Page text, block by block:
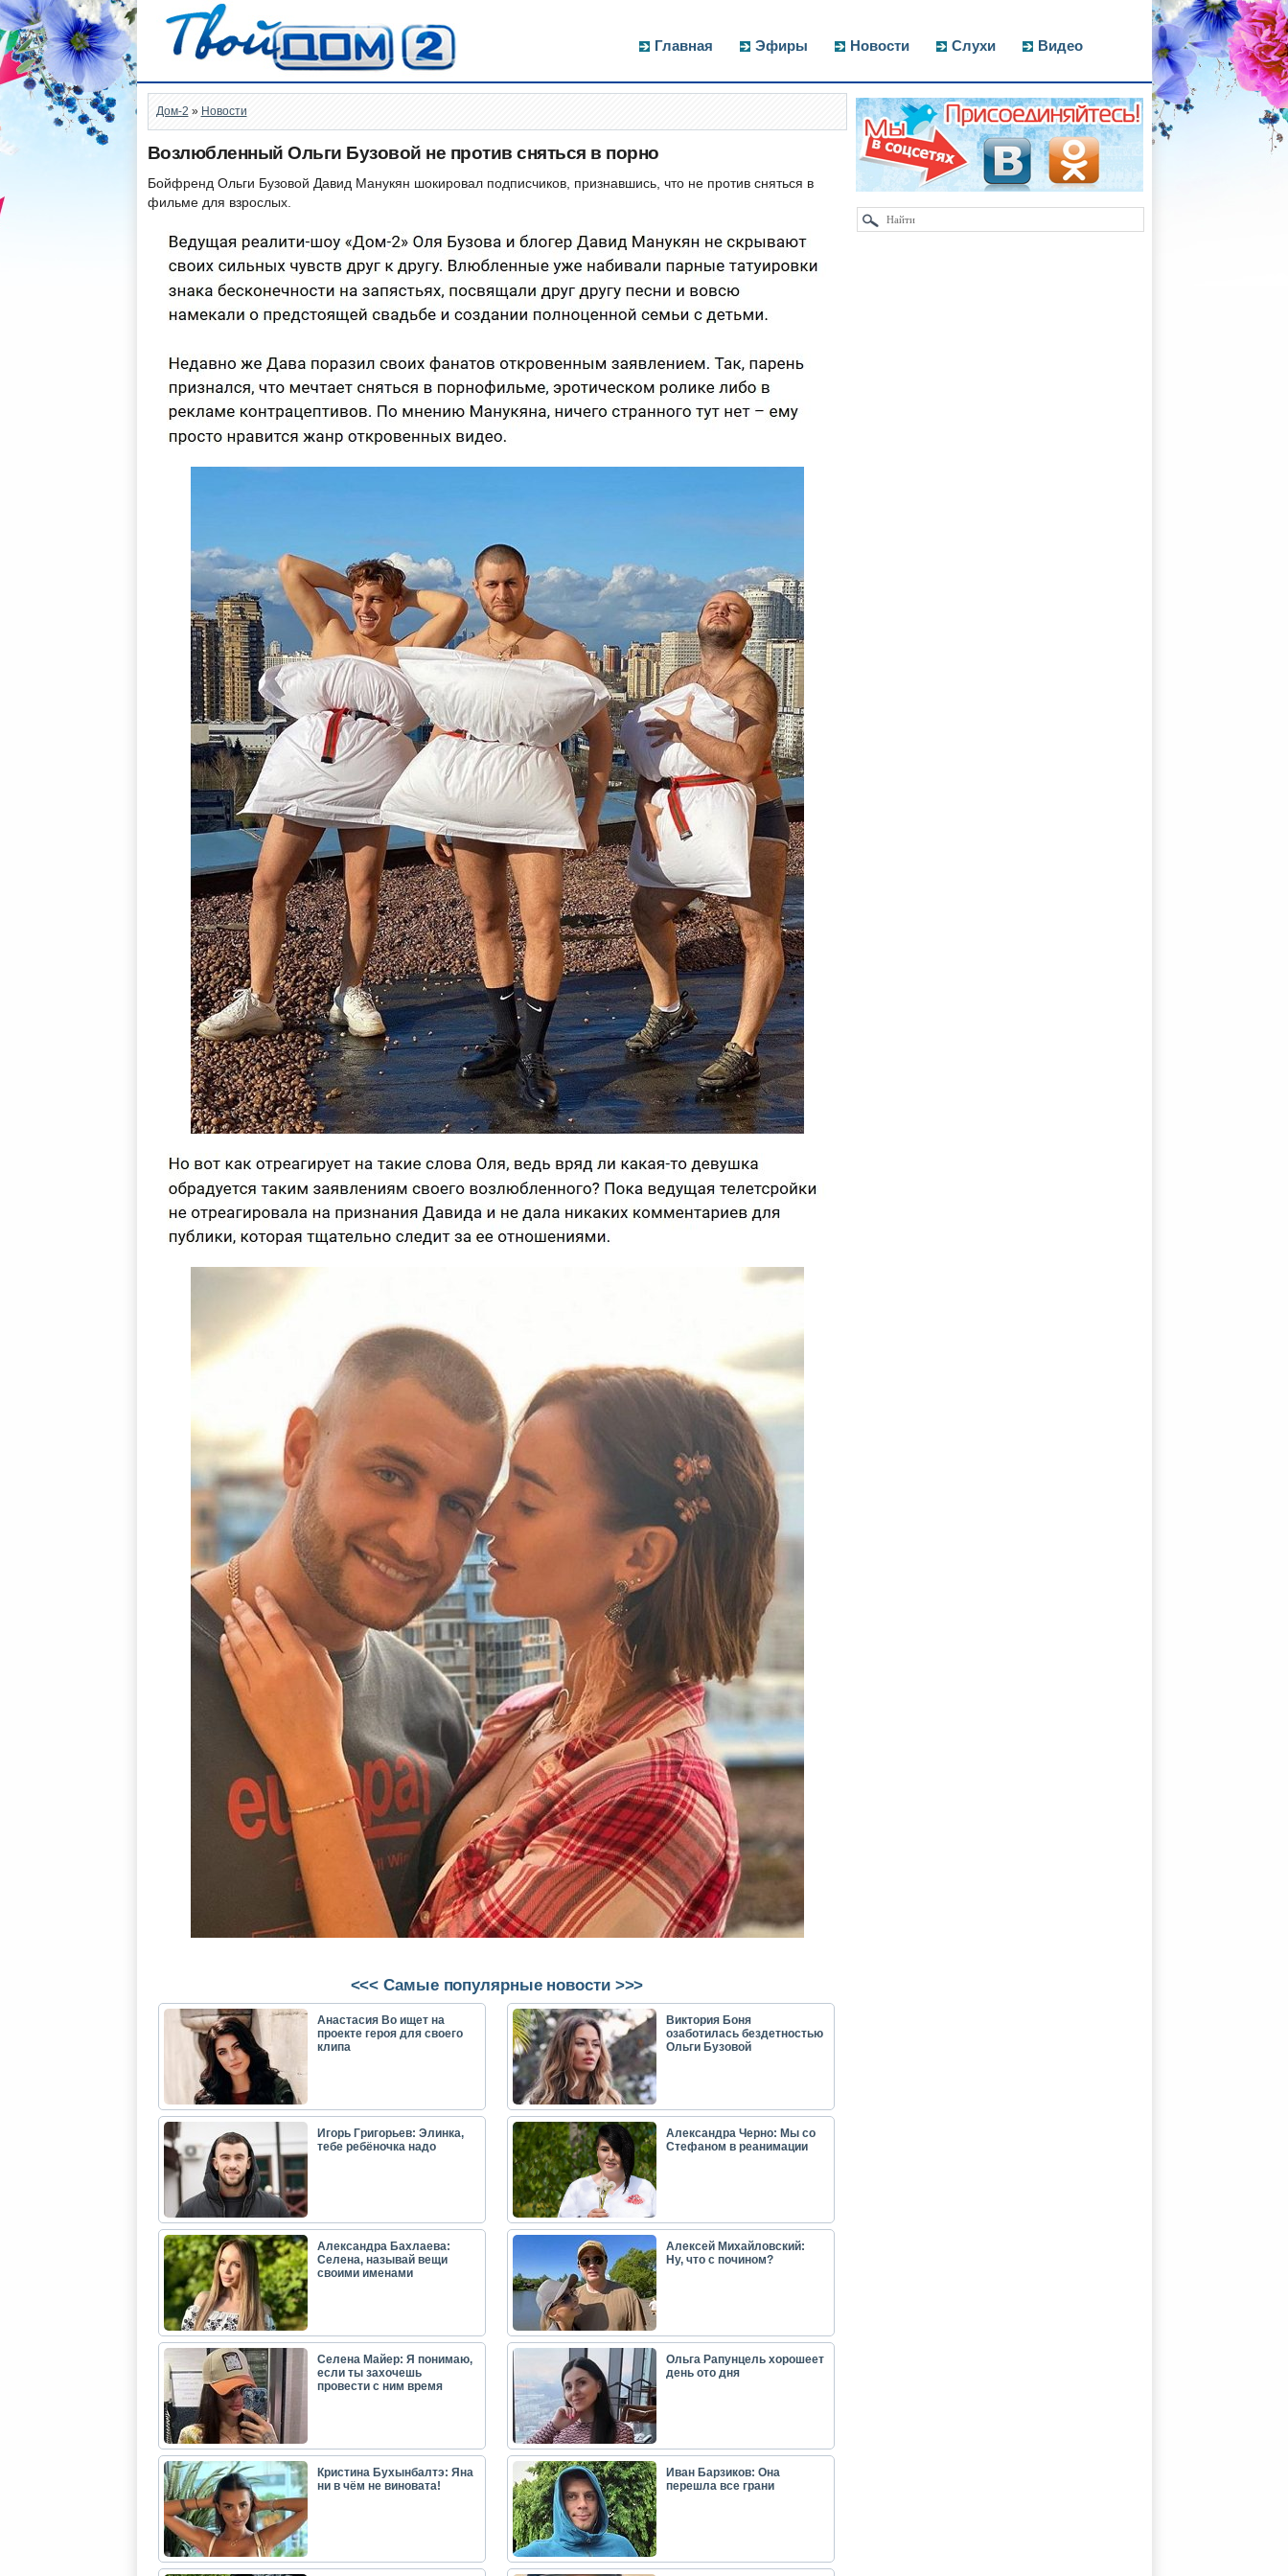
Главная Эфиры Новости Слухи Видео
Дом-2 » Новости
Возлюбленный Ольги Бузовой не против сняться в порно
Бойфренд Ольги Бузовой Давид Манукян шокировал подписчиков, признавшись, что не против сняться в
фильме для взрослых.
<<< Самые популярные новости >>>
Анастасия Во ищет на
проекте героя для своего
клипа
Виктория Боня
озаботилась бездетностью
Ольги Бузовой
Игорь Григорьев: Элинка,
тебе ребёночка надо
Александра Черно: Мы со
Стефаном в реанимации
Александра Бахлаева:
Селена, называй вещи
своими именами
Алексей Михайловский:
Ну, что с почином?
Селена Майер: Я понимаю,
если ты захочешь
провести с ним время
Ольга Рапунцель хорошеет
день ото дня
Кристина Бухынбалтэ: Яна
ни в чём не виновата!
Иван Барзиков: Она
перешла все грани